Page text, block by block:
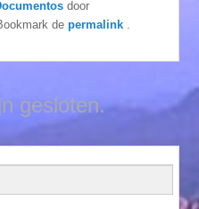
door
depermalink
gesloten.